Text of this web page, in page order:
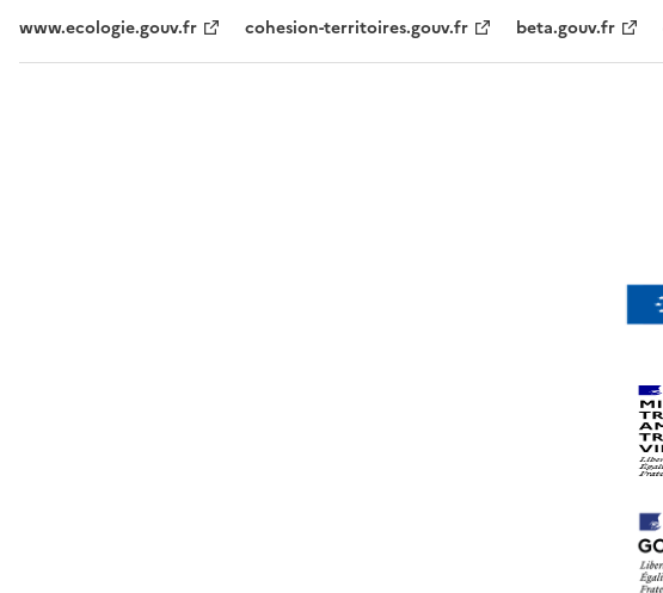
www.ecologie.gouv.fr cohesion-territoires.gouv.fr beta.gouv.fr